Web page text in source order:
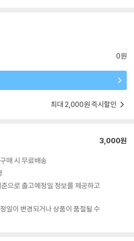
0원
최대 2,000원 즉시할인
3,000원
매 시 무료배송
으로 출고예정일 정보를 제공하고
일이 변경되거나 상품이 품절될 수